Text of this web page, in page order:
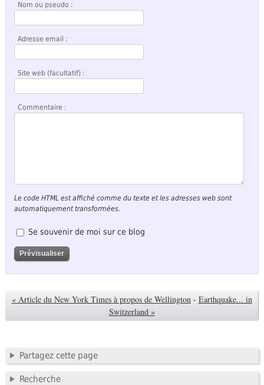
Nom ou pseudo :
Adresse email :
Site web (facultatif) :
Commentaire :
Le code HTML est affiché comme du texte et les adresses web sont
automatiquement transformées.
Se souvenir de moi sur ce blog
« Article du New York Times à propos de Wellington - Earthquake... in
Switzerland »
Partagez cette page
Recherche